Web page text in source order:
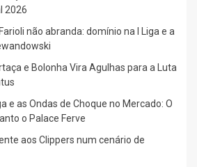
2026
não abranda: domínio na I Liga e a
e Bolonha Vira Agulhas para a Luta
e as Ondas de Choque no Mercado: O
o Palace Ferve
aos Clippers num cenário de